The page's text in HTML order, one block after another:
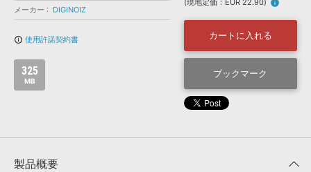
次世代型ボーカル・エディタ
APS
音素材の制作・
メーカー
DIGINOIZ
info_outline 使用許諾契約書
325
MB
(現地定価：EUR 22.90) info
カートに入れる
ブックマーク
製品概要